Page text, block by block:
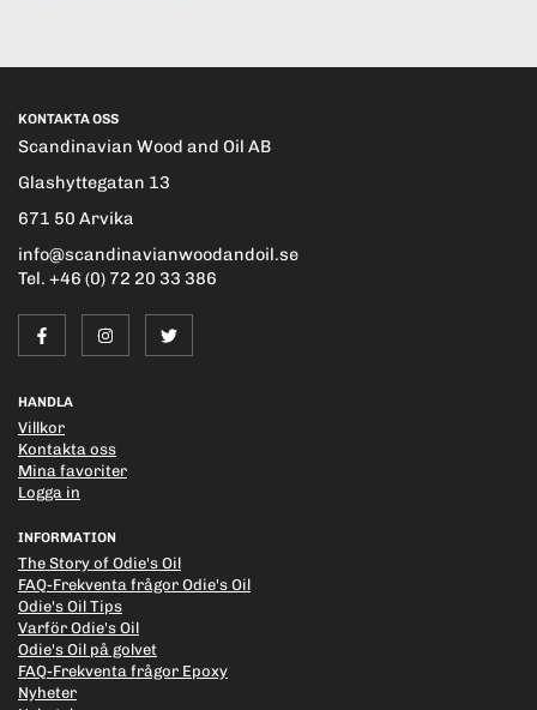
KONTAKTA OSS
Scandinavian Wood and Oil AB
Glashyttegatan 13
671 50 Arvika
info@scandinavianwoodandoil.se
Tel. +46 (0) 72 20 33 386
HANDLA
Villkor
Kontakta oss
Mina favoriter
Logga in
INFORMATION
The Story of Odie's Oil
FAQ-Frekventa frågor Odie's Oil
Odie's Oil Tips
Varför Odie's Oil
Odie's Oil på golvet
FAQ-Frekventa frågor Epoxy
Nyheter